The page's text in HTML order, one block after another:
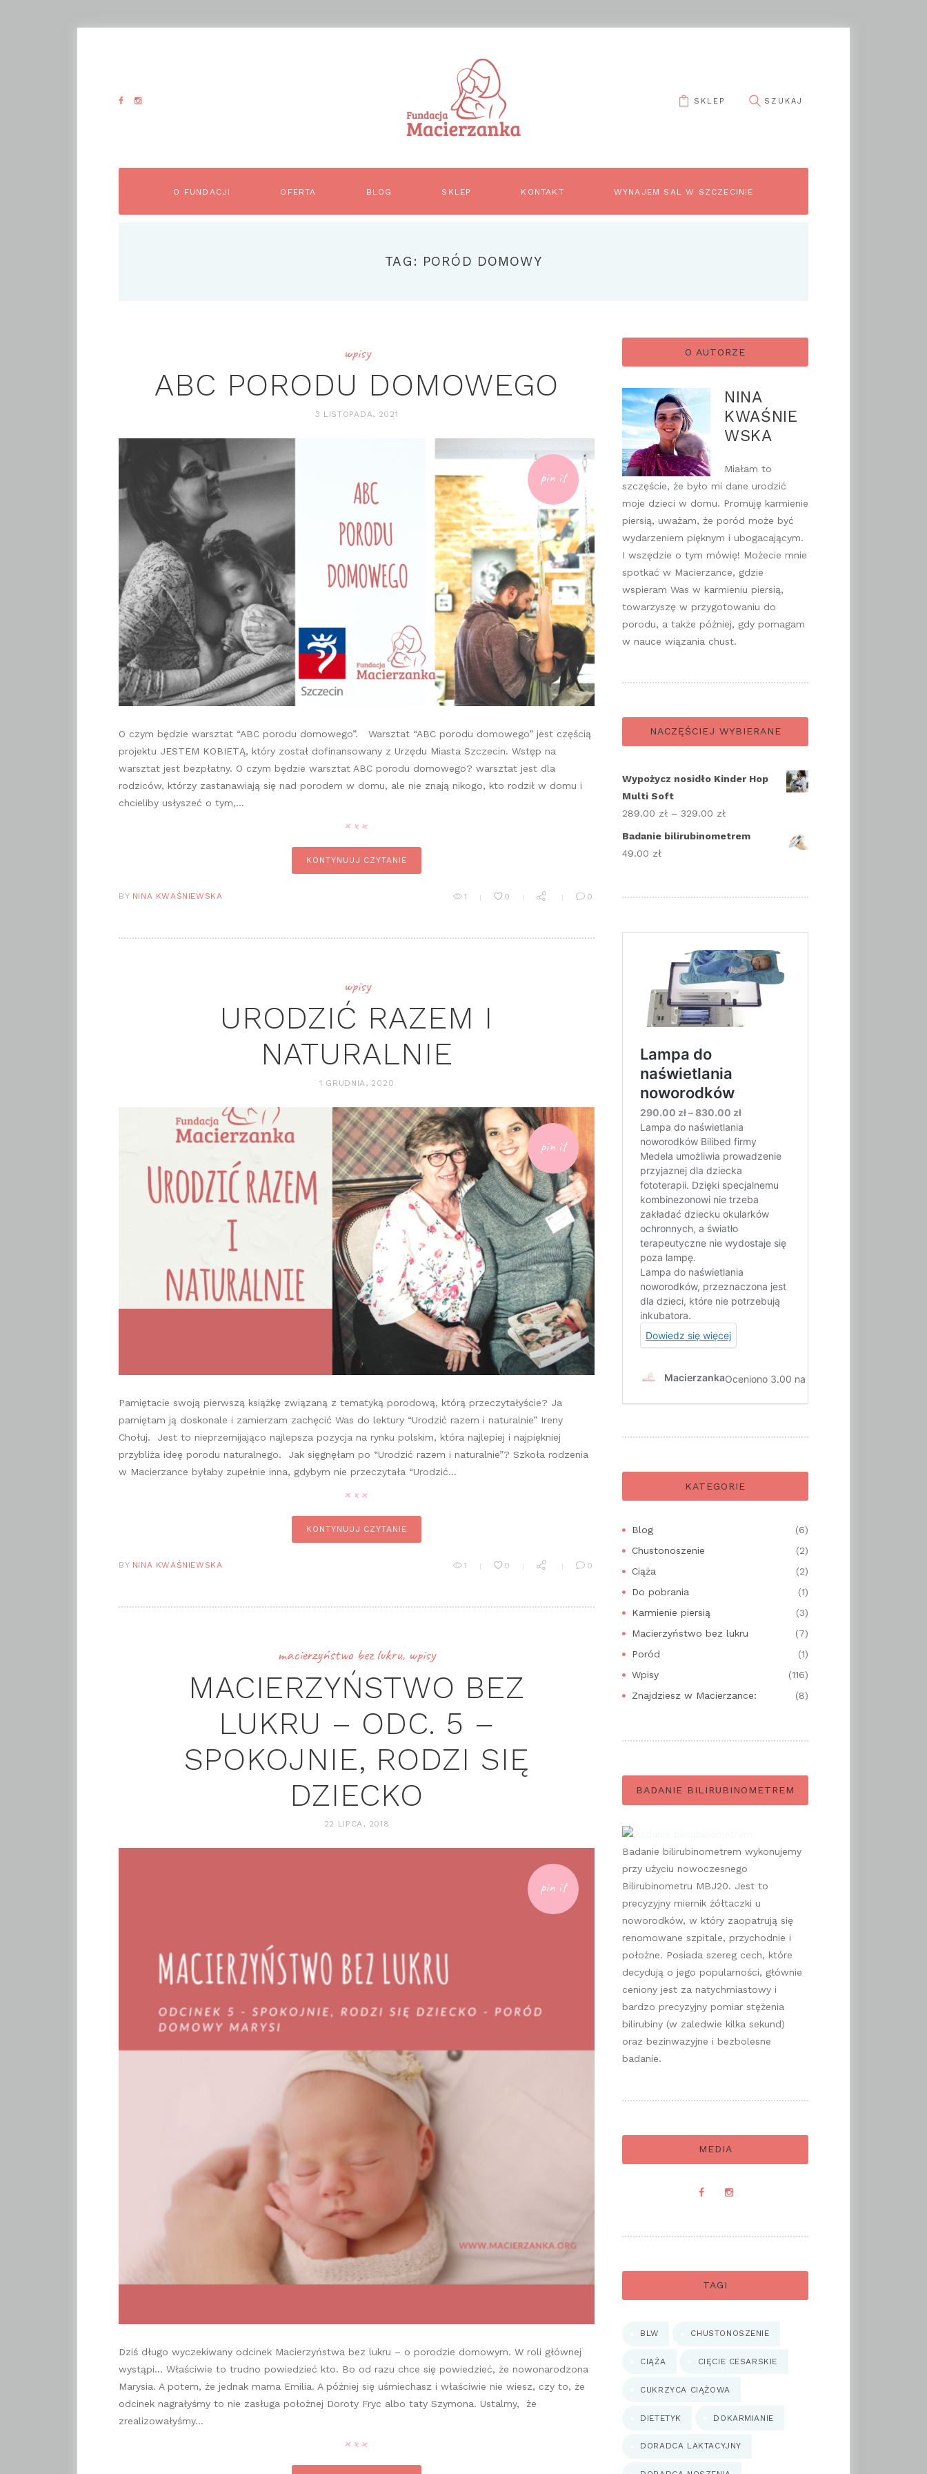
SKLEP
O FUNDACJI OFERTA BLOG SKLEP KONTAKT WYNAJEM SAL W SZCZECINIE
TAG: PORÓD DOMOWY
wpisy
ABC PORODU DOMOWEGO
3 LISTOPADA, 2021
pin it
O czym będzie warsztat “ABC porodu domowego”. Warsztat “ABC porodu domowego” jest częścią
projektu JESTEM KOBIETĄ, który został dofinansowany z Urzędu Miasta Szczecin. Wstęp na
warsztat jest bezpłatny. O czym będzie warsztat ABC porodu domowego? warsztat jest dla
rodziców, którzy zastanawiają się nad porodem w domu, ale nie znają nikogo, kto rodził w domu i
chcieliby usłyszeć o tym,…
KONTYNUUJ CZYTANIE
BY NINA KWAŚNIEWSKA 1 0 0
wpisy
URODZIĆ RAZEM I
NATURALNIE
1 GRUDNIA, 2020
pin it
Pamiętacie swoją pierwszą książkę związaną z tematyką porodową, którą przeczytałyście? Ja
pamiętam ją doskonale i zamierzam zachęcić Was do lektury “Urodzić razem i naturalnie” Ireny
Chołuj. Jest to nieprzemijająco najlepsza pozycja na rynku polskim, która najlepiej i najpiękniej
przybliża ideę porodu naturalnego. Jak sięgnęłam po “Urodzić razem i naturalnie”? Szkoła rodzenia
w Macierzance byłaby zupełnie inna, gdybym nie przeczytała “Urodzić…
KONTYNUUJ CZYTANIE
BY NINA KWAŚNIEWSKA 1 0 0
macierzyństwo bez lukru, wpisy
MACIERZYŃSTWO BEZ
LUKRU – ODC. 5 –
SPOKOJNIE, RODZI SIĘ
DZIECKO
22 LIPCA, 2018
pin it
Dziś długo wyczekiwany odcinek Macierzyństwa bez lukru – o porodzie domowym. W roli głównej
wystąpi… Właściwie to trudno powiedzieć kto. Bo od razu chce się powiedzieć, że nowonarodzona
Marysia. A potem, że jednak mama Emilia. A później się uśmiechasz i właściwie nie wiesz, czy to, że
odcinek nagrałyśmy to nie zasługa położnej Doroty Fryc albo taty Szymona. Ustalmy, że
zrealizowałyśmy…
O AUTORZE
NINA
KWAŚNIE
WSKA
Miałam to
szczęście, że było mi dane urodzić
moje dzieci w domu. Promuję karmienie
piersią, uważam, że poród może być
wydarzeniem pięknym i ubogacającym.
I wszędzie o tym mówię! Możecie mnie
spotkać w Macierzance, gdzie
wspieram Was w karmieniu piersią,
towarzyszę w przygotowaniu do
porodu, a także później, gdy pomagam
w nauce wiązania chust.
NACZĘŚCIEJ WYBIERANE
Wypożycz nosidło Kinder Hop
Multi Soft
289.00 zł – 329.00 zł
329.00 zł
Badanie bilirubinometrem
49.00 zł
KATEGORIE
Blog
(6)
Chustonoszenie
(2)
Ciąża
(2)
Do pobrania
(1)
Karmienie piersią
(3)
Macierzyństwo bez lukru
(7)
Poród
(1)
Wpisy
(116)
Znajdziesz w Macierzance:
(8)
BADANIE BILIRUBINOMETREM
Badanie bilirubinometrem wykonujemy
przy użyciu nowoczesnego
Bilirubinometru MBJ20. Jest to
precyzyjny miernik żółtaczki u
noworodków, w który zaopatrują się
renomowane szpitale, przychodnie i
położne. Posiada szereg cech, które
decydują o jego popularności, głównie
ceniony jest za natychmiastowy i
bardzo precyzyjny pomiar stężenia
bilirubiny (w zaledwie kilka sekund)
oraz bezinwazyjne i bezbolesne
badanie.
MEDIA
TAGI
BLW CHUSTONOSZENIE
CIĄŻA CIĘCIE CESARSKIE
CUKRZYCA CIĄŻOWA
DIETETYK DOKARMIANIE
DORADCA LAKTACYJNY